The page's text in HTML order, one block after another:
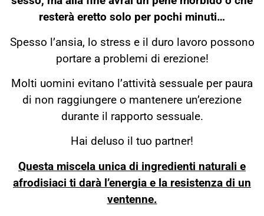
resterà eretto solo per pochi minuti…
Spesso l’ansia, lo stress e il duro lavoro possono
portare a problemi di erezione!
Molti uomini evitano l’attività sessuale per paura
di non raggiungere o mantenere un’erezione
durante il rapporto sessuale.
Hai deluso il tuo partner!
Questa miscela unica di ingredienti naturali e
afrodisiaci ti darà l’energia e la resistenza di un
ventenne.